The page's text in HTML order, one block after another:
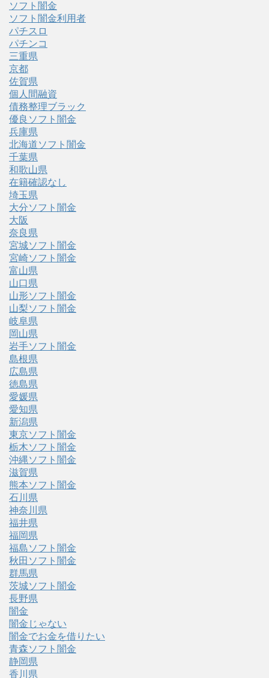
ソフト闇金
ソフト闇金利用者
パチスロ
パチンコ
三重県
京都
佐賀県
個人間融資
債務整理ブラック
優良ソフト闇金
兵庫県
北海道ソフト闇金
千葉県
和歌山県
在籍確認なし
埼玉県
大分ソフト闇金
大阪
奈良県
宮城ソフト闇金
宮崎ソフト闇金
富山県
山口県
山形ソフト闇金
山梨ソフト闇金
岐阜県
岡山県
岩手ソフト闇金
島根県
広島県
徳島県
愛媛県
愛知県
新潟県
東京ソフト闇金
栃木ソフト闇金
沖縄ソフト闇金
滋賀県
熊本ソフト闇金
石川県
神奈川県
福井県
福岡県
福島ソフト闇金
秋田ソフト闇金
群馬県
茨城ソフト闇金
長野県
闇金
闇金じゃない
闇金でお金を借りたい
青森ソフト闇金
静岡県
香川県